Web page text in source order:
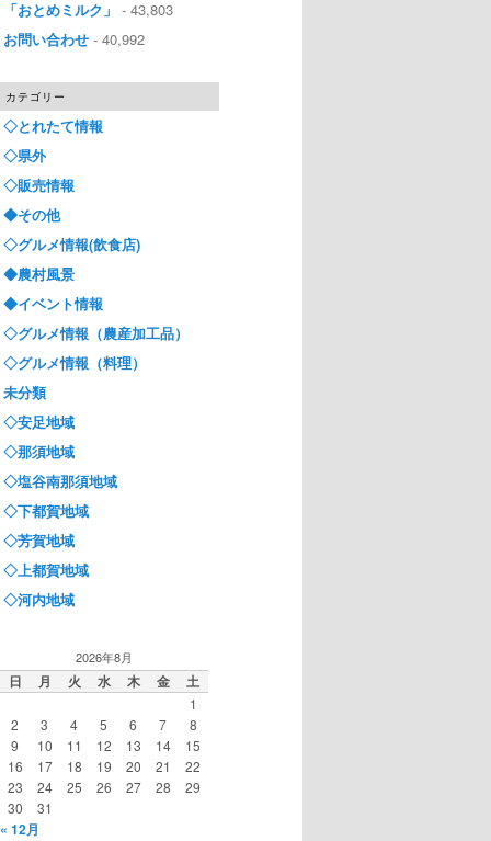
「おとめミルク」 - 43,803
お問い合わせ - 40,992
カテゴリー
◇とれたて情報
◇県外
◇販売情報
◆その他
◇グルメ情報(飲食店)
◆農村風景
◆イベント情報
◇グルメ情報（農産加工品）
◇グルメ情報（料理）
未分類
◇安足地域
◇那須地域
◇塩谷南那須地域
◇下都賀地域
◇芳賀地域
◇上都賀地域
◇河内地域
2026年8月
日 月 火 水 木 金 土
1
2
3 4 5 6 7
8
9
10 11 12 13 14
15
16
17 18 19 20 21
22
23
24 25 26 27 28
29
30
31
« 12月